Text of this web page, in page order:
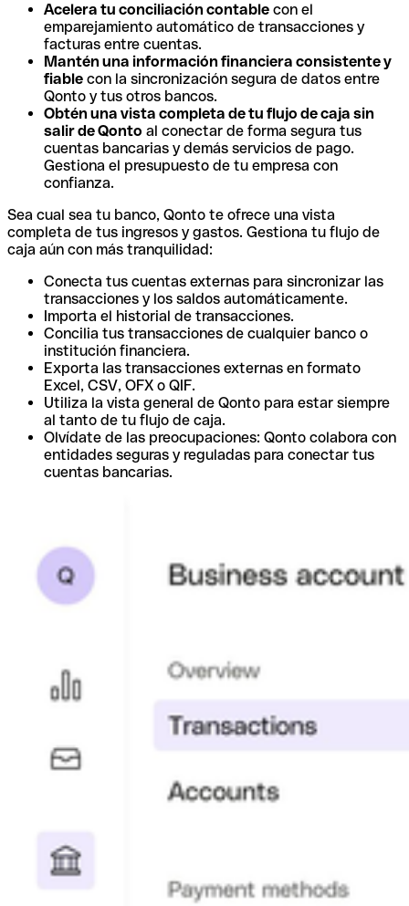
Acelera tu conciliación contable con el
emparejamiento automático de transacciones y
facturas entre cuentas.
Mantén una información financiera consistente y
fiable con la sincronización segura de datos entre
Qonto y tus otros bancos.
Obtén una vista completa de tu flujo de caja sin
salir de Qonto al conectar de forma segura tus
cuentas bancarias y demás servicios de pago.
Gestiona el presupuesto de tu empresa con
confianza.
Sea cual sea tu banco, Qonto te ofrece una vista
completa de tus ingresos y gastos. Gestiona tu flujo de
caja aún con más tranquilidad:
Conecta tus cuentas externas para sincronizar las
transacciones y los saldos automáticamente.
Importa el historial de transacciones.
Concilia tus transacciones de cualquier banco o
institución financiera.
Exporta las transacciones externas en formato
Excel, CSV, OFX o QIF.
Utiliza la vista general de Qonto para estar siempre
al tanto de tu flujo de caja.
Olvídate de las preocupaciones: Qonto colabora con
entidades seguras y reguladas para conectar tus
cuentas bancarias.